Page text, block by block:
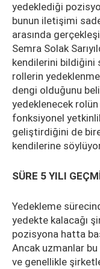
yedeklediği
bunun iletişimi
arasında
Semra Solak
kendilerini bildiğini
rollerin
dengi olduğunu
yedeklenecek
fonksiyonel
geliştirdiğini de
kendilerine
SÜRE 5 YILI
Yedekleme
yedekte kalacağı
pozisyona hatta
Ancak uzmanlar
ve genellikle